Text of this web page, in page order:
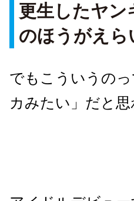
更生したヤン
のほうがえら
でもこういうの
カみたい」だと